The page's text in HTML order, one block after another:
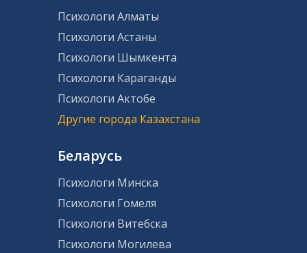
Психологи Алматы
Психологи Астаны
Психологи Шымкента
Психологи Караганды
Психологи Актобе
Другие города Казахстана
Беларусь
Психологи Минска
Психологи Гомеля
Психологи Витебска
Психологи Могилева